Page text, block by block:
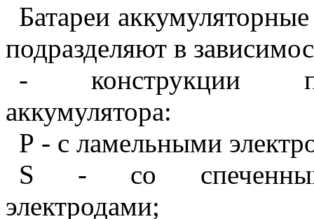
Батареи
подразделяют в
- конструкции
аккумулятора:
Р - с ламельными
S - со спеченными
электродами;